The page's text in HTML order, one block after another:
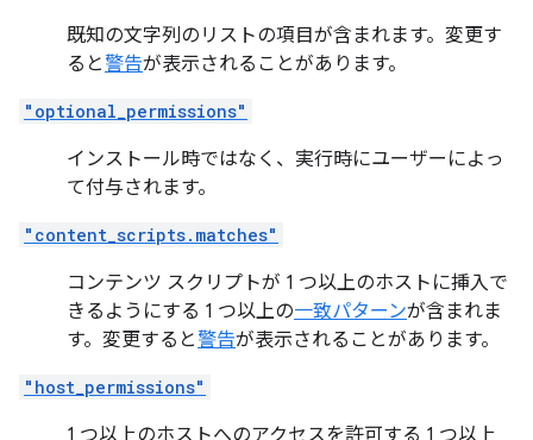
既知の文字列のリストの項目が含まれます。変更す
ると 警告が表示されることがあります。
"optional_permissions"
インストール時ではなく、実行時にユーザーによっ
て付与されます。
"content_scripts.matches"
コンテンツ スクリプトが 1 つ以上のホストに挿入で
きるようにする 1 つ以上の一致パターンが含まれま
す。変更すると 警告が表示されることがあります。
"host_permissions"
1 つ以上のホストへのアクセスを許可する 1 つ以上